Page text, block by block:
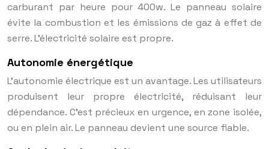
carburant par heure pour 400w. Le panneau solaire
évite la combustion et les émissions de gaz à effet de
serre. L’électricité solaire est propre.
Autonomie énergétique
L’autonomie électrique est un avantage. Les utilisateurs
produisent leur propre électricité, réduisant leur
dépendance. C’est précieux en urgence, en zone isolée,
ou en plein air. Le panneau devient une source fiable.